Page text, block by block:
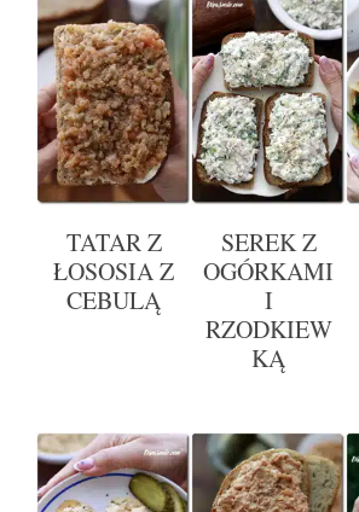
TATAR Z
ŁOSOSIA Z
CEBULĄ
SEREK Z
OGÓRKAMI
I
RZODKIEW
KĄ